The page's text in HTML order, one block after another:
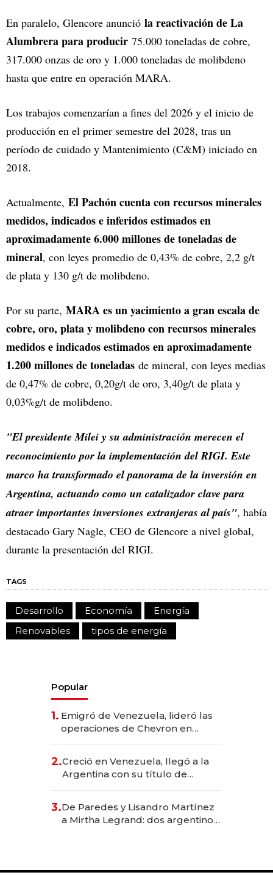
En paralelo, Glencore anunció la reactivación de La
Alumbrera para producir 75.000 toneladas de cobre,
317.000 onzas de oro y 1.000 toneladas de molibdeno
hasta que entre en operación MARA.
Los trabajos comenzarían a fines del 2026 y el inicio de
producción en el primer semestre del 2028, tras un
período de cuidado y Mantenimiento (C&M) iniciado en
2018.
Actualmente, El Pachón cuenta con recursos minerales
medidos, indicados e inferidos estimados en
aproximadamente 6.000 millones de toneladas de
mineral, con leyes promedio de 0,43% de cobre, 2,2 g/t
de plata y 130 g/t de molibdeno.
Por su parte, MARA es un yacimiento a gran escala de
cobre, oro, plata y molibdeno con recursos minerales
medidos e indicados estimados en aproximadamente
1.200 millones de toneladas de mineral, con leyes medias
de 0,47% de cobre, 0,20g/t de oro, 3,40g/t de plata y
0,03%g/t de molibdeno.
"El presidente Milei y su administración merecen el
reconocimiento por la implementación del RIGI. Este
marco ha transformado el panorama de la inversión en
Argentina, actuando como un catalizador clave para
atraer importantes inversiones extranjeras al país", había
destacado Gary Nagle, CEO de Glencore a nivel global,
durante la presentación del RIGI.
TAGS
Desarrollo Economía
Energía
Renovables
tipos de energía
Popular
1. Emigró de Venezuela, lideró las
operaciones de Chevron en
2.Creció en Venezuela, llegó a la
Argentina con su título de
las marcas "fast premium"
3.De Paredes y Lisandro Martínez
a Mirtha Legrand: dos argentinos